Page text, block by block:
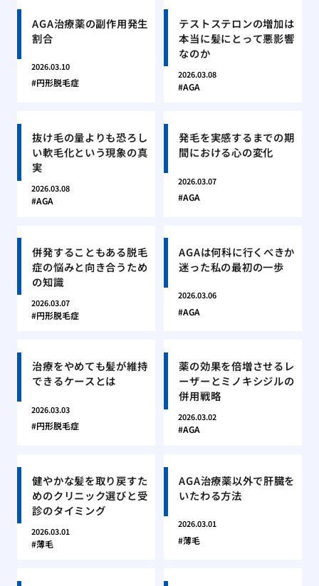
AGA治療薬の副作用発生
割合
2026.03.10
円形脱毛症
テストステロンの増加は
本当に髪にとって悪影響
なのか
2026.03.08
AGA
抜け毛の量よりも恐ろし
い軟毛化という現象の真
実
2026.03.08
AGA
発毛を実感するまでの期
間における心の変化
2026.03.07
AGA
併発することもある脱毛
症の悩みと向き合うため
の知識
2026.03.07
円形脱毛症
AGAは何科に行くべきか
迷った私の最初の一歩
2026.03.06
AGA
治療をやめても髪が維持
できるケースとは
2026.03.03
円形脱毛症
薬の効果を倍増させるレ
ーザーとミノキシジルの
併用戦略
2026.03.02
AGA
健やかな髪を取り戻すた
めのクリニック選びと受
診のタイミング
2026.03.01
薄毛
AGA治療薬以外で肝臓を
いたわる方法
2026.03.01
薄毛